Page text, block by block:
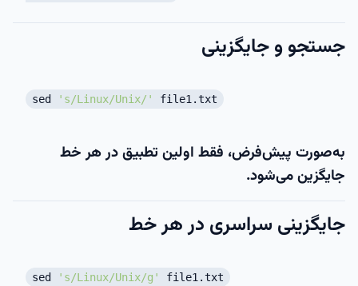
جستجو و جایگزینی
sed 's/Linux/Unix/' file1.txt
به‌صورت پیش‌فرض، فقط اولین تطبیق در هر خط
جایگزین می‌شود.
جایگزینی سراسری در هر خط
sed 's/Linux/Unix/g' file1.txt